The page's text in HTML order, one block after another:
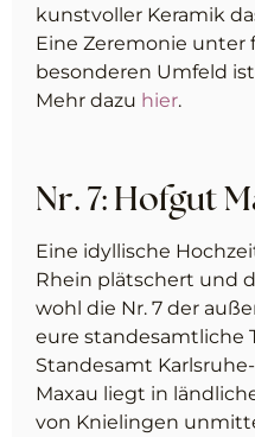
kunstvoller Keramik
Eine Zeremonie unter
besonderen Umfeld
Mehr dazu hier.
Nr. 7: Hofgut
Eine idyllische
Rhein plätschert und
wohl die Nr. 7 der
eure standesamtliche
Standesamt
Maxau liegt in
von Knielingen